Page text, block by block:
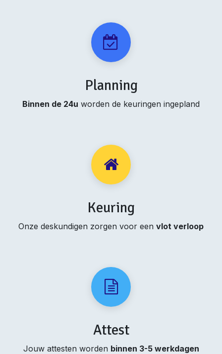
Planning
Binnen de 24u worden de keuringen ingepland
Keuring
Onze deskundigen zorgen voor een vlot verloop
Attest
Jouw attesten worden binnen 3-5 werkdagen